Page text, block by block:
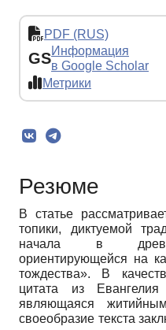
PDF (RUS)
GSИнформация
в Google Scholar
Метрики
Резюме
В статье
топики, диктуемой
начала в
ориентирующейся на
тождества». В
цитата из
являющаяся
своеобразие текста